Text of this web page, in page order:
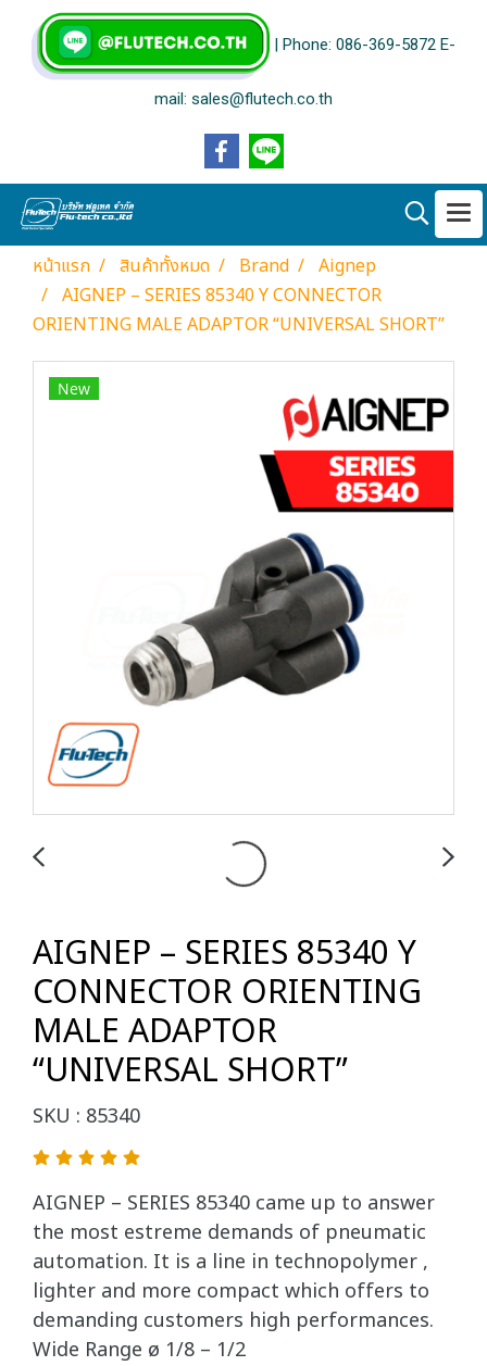
| Phone: 086-369-5872 E-
mail: sales@flutech.co.th
หน้าแรก สินค้าทั้งหมด Brand
Aignep
AIGNEP – SERIES 85340 Y CONNECTOR
ORIENTING MALE ADAPTOR “UNIVERSAL SHORT”
New
AIGNEP – SERIES 85340 Y
CONNECTOR ORIENTING
MALE ADAPTOR
“UNIVERSAL SHORT”
SKU : 85340
AIGNEP – SERIES 85340 came up to answer
the most estreme demands of pneumatic
automation. It is a line in technopolymer ,
lighter and more compact which offers to
demanding customers high performances.
Wide Range ø 1/8 – 1/2